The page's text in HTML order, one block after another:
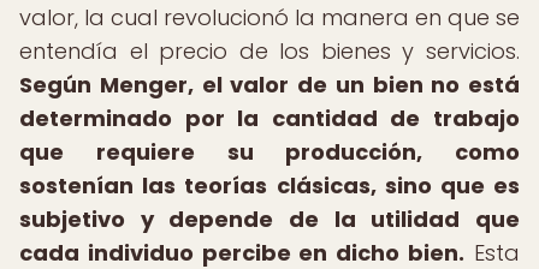
valor, la cual revolucionó la manera en que se
entendía el precio de los bienes y servicios.
Según Menger, el valor de un bien no está
determinado por la cantidad de trabajo
que requiere su producción, como
sostenían las teorías clásicas, sino que es
subjetivo y depende de la utilidad que
cada individuo percibe en dicho bien. Esta